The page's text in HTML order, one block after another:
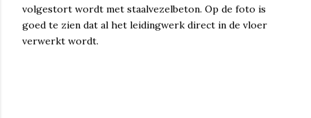
volgestort wordt met staalvezelbeton. Op de foto is
goed te zien dat al het leidingwerk direct in de vloer
verwerkt wordt.